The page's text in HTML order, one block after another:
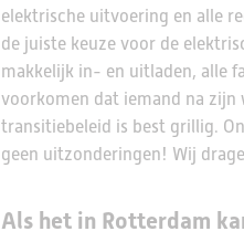
elektrische uitvoering en alle
de juiste keuze voor de
makkelijk in- en uitladen, alle
voorkomen dat iemand na
transitiebeleid is best grillig.
geen uitzonderingen! Wij
Als het in Rotterdam